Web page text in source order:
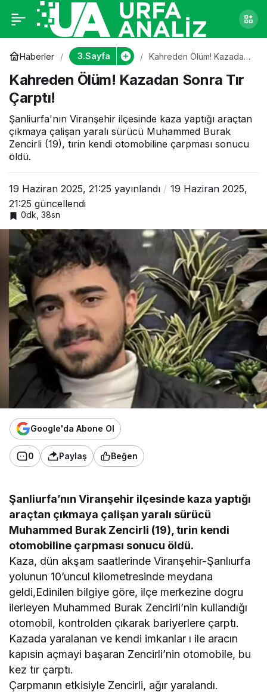
Haberler 3.Sayfa
Kahreden Ölüm! Kazadan
Kahreden Ölüm! Kazadan Sonra Tır
Çarptı!
Şanliurfa'nın Viranşehir ilçesinde kaza yaptığı araçtan
çıkmaya çalişan yaralı sürücü Muhammed Burak
Zencirli (19), tırin kendi otomobiline çarpması sonucu
öldü.
19 Haziran 2025, 21:25 yayınlandı
19 Haziran 2025,
21:25 güncellendi
0dk, 38sn
Google'da Abone Ol
0 Paylaş Beğen
Şanliurfa’nın Viranşehir ilçesinde kaza yaptığı
araçtan çıkmaya çalişan yaralı sürücü
Muhammed Burak Zencirli (19), tırin kendi
otomobiline çarpması sonucu öldü.
Kaza, dün akşam saatlerinde Viranşehir-Şanlıurfa
yolunun 10’uncul kilometresinde meydana
geldi,Edinilen bilgiye göre, ilçe merkezine dogru
ilerleyen Muhammed Burak Zencirli’nin kullandığı
otomobil, kontrolden çıkarak bariyerlere çarptı.
Kazada yaralanan ve kendi imkanlar ı ile aracın
kapısin açmayi başaran Zencirli’nin otomobile, bu
kez tır çarptı.
Çarpmanın etkisiyle Zencirli, ağır yaralandı.
Kahreden Ölüm!
Kazadan Sonra Tır
Çarptı!
0